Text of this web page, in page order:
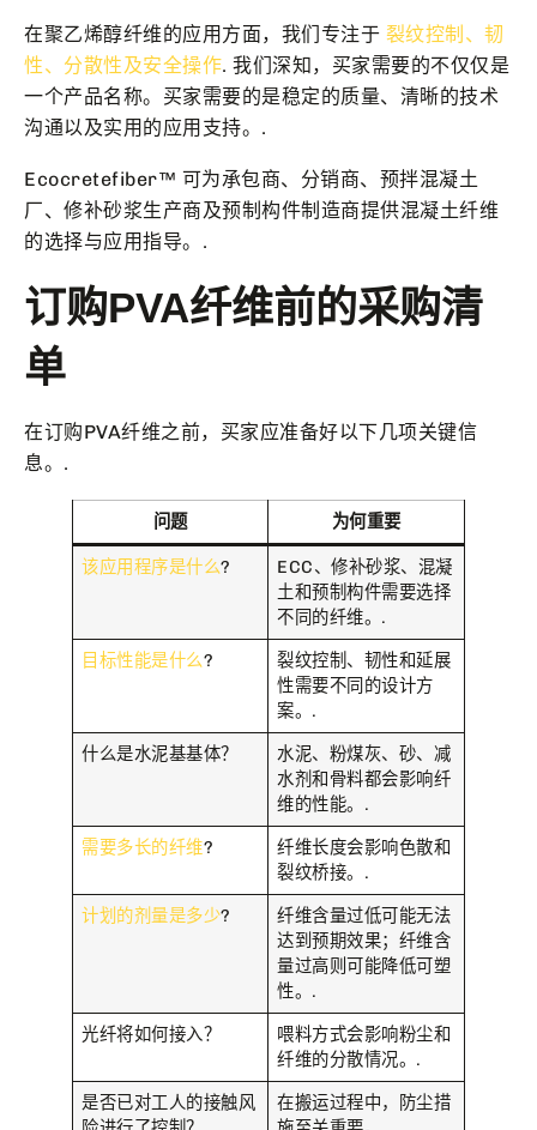
在聚乙烯醇纤维的应用方面，我们专注于 裂纹控制、韧
性、分散性及安全操作. 我们深知，买家需要的不仅仅是
一个产品名称。买家需要的是稳定的质量、清晰的技术
沟通以及实用的应用支持。.
Ecocretefiber™ 可为承包商、分销商、预拌混凝土
厂、修补砂浆生产商及预制构件制造商提供混凝土纤维
的选择与应用指导。.
订购PVA纤维前的采购清
单
在订购PVA纤维之前，买家应准备好以下几项关键信
息。.
问题 为何重要
该应用程序是什么?
ECC、修补砂浆、混凝
土和预制构件需要选择
不同的纤维。.
目标性能是什么?
裂纹控制、韧性和延展
性需要不同的设计方
案。.
什么是水泥基基体？
水泥、粉煤灰、砂、减
水剂和骨料都会影响纤
维的性能。.
需要多长的纤维?
纤维长度会影响色散和
裂纹桥接。.
计划的剂量是多少?
纤维含量过低可能无法
达到预期效果；纤维含
量过高则可能降低可塑
性。.
光纤将如何接入？
喂料方式会影响粉尘和
纤维的分散情况。.
是否已对工人的接触风
在搬运过程中，防尘措